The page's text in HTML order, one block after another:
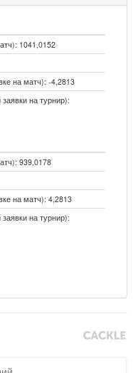
1041,0152
на матч): -4,2813
на турнир):
939,0178
на матч): 4,2813
на турнир):